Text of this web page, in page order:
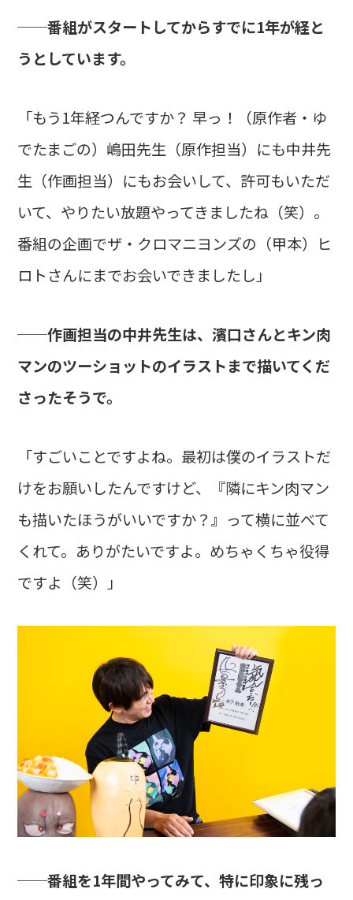
──番組がスタートしてからすでに1年が経と
うとしています。
「もう1年経つんですか？ 早っ！（原作者・ゆ
でたまごの）嶋田先生（原作担当）にも中井先
生（作画担当）にもお会いして、許可もいただ
いて、やりたい放題やってきましたね（笑）。
番組の企画でザ・クロマニヨンズの（甲本）ヒ
ロトさんにまでお会いできましたし」
──作画担当の中井先生は、濱口さんとキン肉
マンのツーショットのイラストまで描いてくだ
さったそうで。
「すごいことですよね。最初は僕のイラストだ
けをお願いしたんですけど、『隣にキン肉マン
も描いたほうがいいですか？』って横に並べて
くれて。ありがたいですよ。めちゃくちゃ役得
ですよ（笑）」
──番組を1年間やってみて、特に印象に残っ